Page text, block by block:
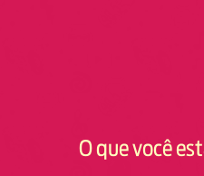
O que você